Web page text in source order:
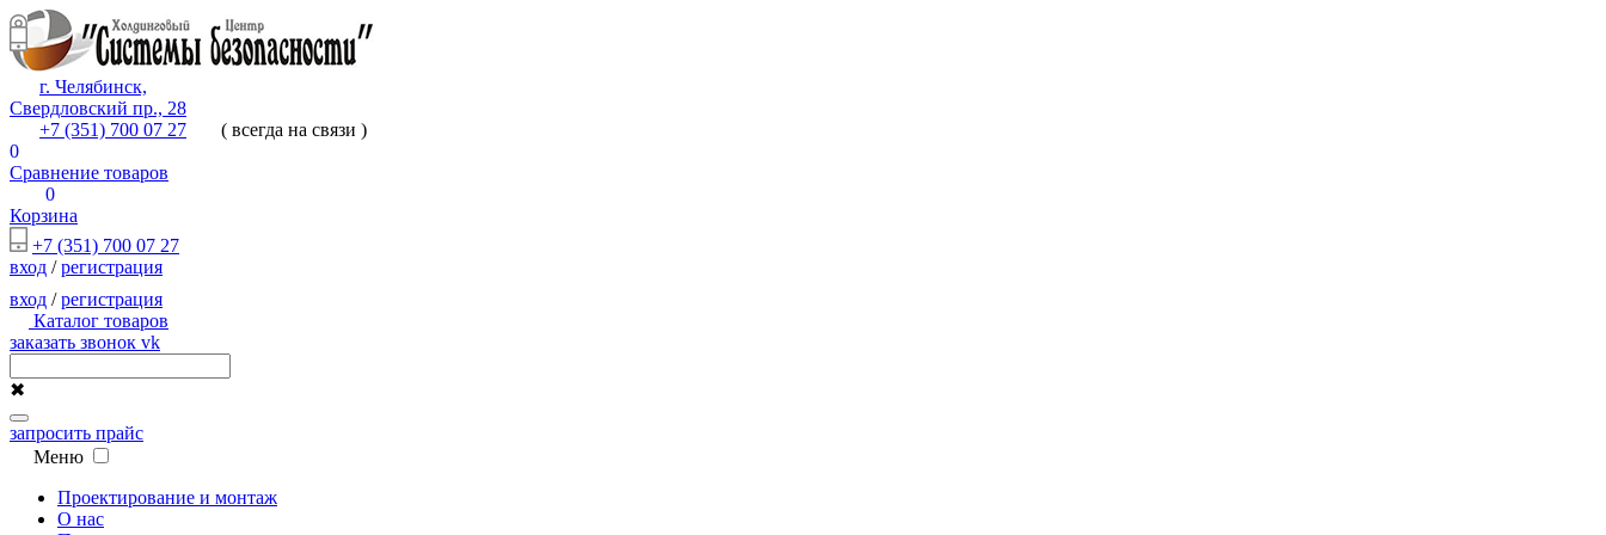
г. Челябинск,
Свердловский пр., 28
+7 (351) 700 07 27
( всегда на связи )
0
Сравнение товаров
0
Корзина
+7 (351) 700 07 27
вход /регистрация
вход /регистрация
Каталог товаров
заказать звонок vk
✖
запросить прайс
Меню
Проектирование и монтаж
О нас